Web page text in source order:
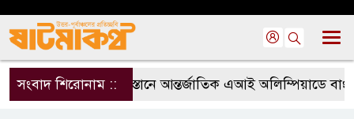
সংবাদ শিরোনাম ::কাজাখস্তানে আন্তর্জাতিক এআই অলিম্পিয়াডে